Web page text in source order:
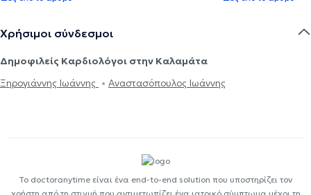
Χρήσιμοι σύνδεσμοι
Δημοφιλείς Καρδιολόγοι στην Καλαμάτα
Ξηρογιάννης Ιωάννης
Αναστασόπουλος Ιωάννης
Το doctoranytime είναι ένα end-to-end solution που υποστηρίζει τον